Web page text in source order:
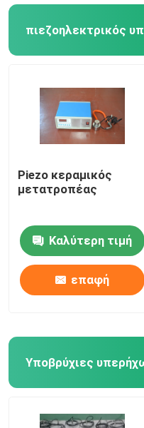
Piezo κεραμικός
μετατροπέας
Καλύτερη τιμή
επαφή
Υποβρύχιες